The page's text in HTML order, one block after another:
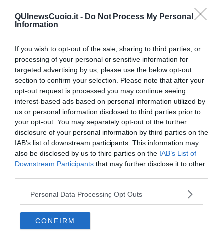
QUInewsCuoio.it - Do Not Process My Personal
Information
If you wish to opt-out of the sale, sharing to third parties, or
processing of your personal or sensitive information for
targeted advertising by us, please use the below opt-out
section to confirm your selection. Please note that after your
opt-out request is processed you may continue seeing
interest-based ads based on personal information utilized by
us or personal information disclosed to third parties prior to
your opt-out. You may separately opt-out of the further
disclosure of your personal information by third parties on the
IAB’s list of downstream participants. This information may
also be disclosed by us to third parties on the IAB’s List of
Downstream Participants that may further disclose it to other
Personal Data Processing Opt Outs
CONFIRM
​La Clownterapia
​Differenze tra persone frustrate e non
Vacanze a km zero
​Buone Vacan(si)e!
​Il lato positivo delle cose
​Storie antiche di tempi moderni
​Quello che alle mamme non dicono
Adultescenza
Homo imbecillis
​4 anni di Blog
Quando il silenzio è aggressivo
​Il passato, questo conosciuto!
​Clima ballerino e sbalzi d’umore
La maternità
​L’uomo o l’orso?
​Cose che ci esauriscono
​Vespa che passione!
​Lasciate ai vostri figli il diritto di piangere
​Parole d’amore regalate al vento